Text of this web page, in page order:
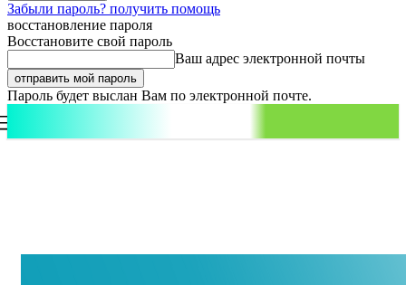
Забыли пароль? получить помощь
восстановление пароля
Восстановите свой пароль
Ваш адрес электронной почты
Пароль будет выслан Вам по электронной почте.